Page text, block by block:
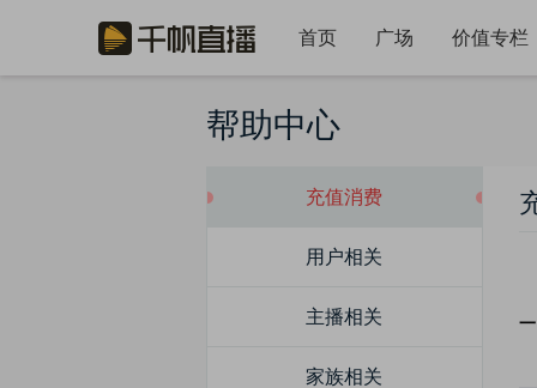
首页 广场 价值专栏
帮助中心
充值消费
用户相关
主播相关
家族相关